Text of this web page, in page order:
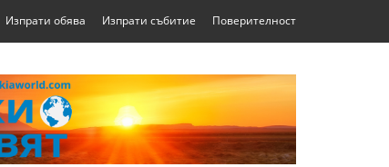
Изпрати обява Изпрати събитие Поверителност